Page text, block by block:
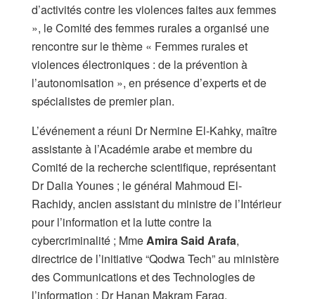
d’activités contre les violences faites aux femmes
», le Comité des femmes rurales a organisé une
rencontre sur le thème « Femmes rurales et
violences électroniques : de la prévention à
l’autonomisation », en présence d’experts et de
spécialistes de premier plan.
L’événement a réuni Dr Nermine El-Kahky, maître
assistante à l’Académie arabe et membre du
Comité de la recherche scientifique, représentant
Dr Dalia Younes ; le général Mahmoud El-
Rachidy, ancien assistant du ministre de l’Intérieur
pour l’information et la lutte contre la
cybercriminalité ; MmeAmira Said Arafa,
directrice de l’initiative “Qodwa Tech” au ministère
des Communications et des Technologies de
l’information ; Dr Hanan Makram Farag,